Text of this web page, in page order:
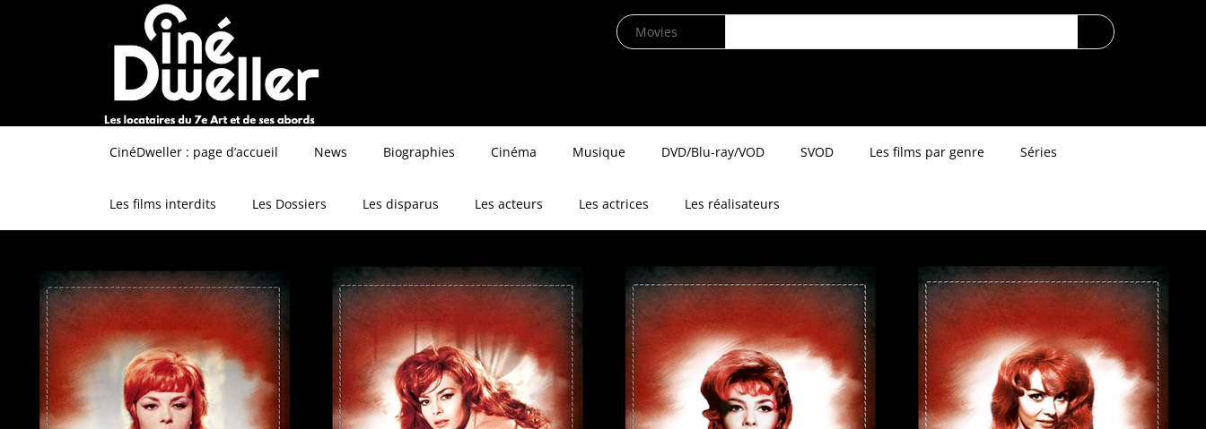
CinéDweller : page d’accueil News Biographies Cinéma Musique DVD/Blu-ray/VOD SVOD Les films par genre Séries
Les films interdits Les Dossiers Les disparus Les acteurs Les actrices Les réalisateurs